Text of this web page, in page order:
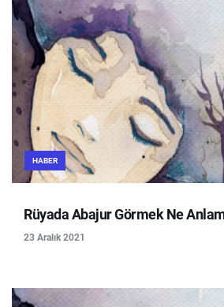
HABER
Rüyada Abajur Görmek Ne
23 Aralık 2021